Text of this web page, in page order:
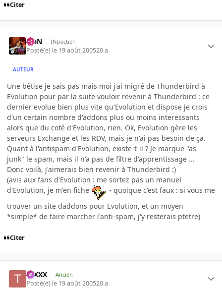
Citer
KiaN INpactien
Posté(e) le 19 août 200520 a
AUTEUR
Une bêtise je sais pas mais moi j'ai migré de Thunderbird à
Evolution pour par la suite vouloir revenir à Thunderbird : ce
dernier evolue bien plus vite qu'Evolution et dispose je crois
d'un certain nombre d'addons plus ou moins interessants
alors que du coté d'Evolution, rien. Ok, Evolution gère les
serveurs Exchange et les RDV, mais je n'ai pas besoin de ça.
Quant à l'antispam d'Evolution, existe-t-il ? Je marque "as
junk" le spam, mais il n'a pas de filtre d'apprentissage ...
Donc voilà, j'aimerais bien revenir à Thunderbird :)
(avis aux fans d'Evolution : me sortez pas un manuel
d'Evolution, je m'en fiche
- quoique c'est faux : si vous me
trouver un site daddons pour Evolution, et un moyen
*simple* de faire marcher l'anti-spam, j'y resterais ptetre)
Citer
tuXXX Ancien
Posté(e) le 19 août 200520 a